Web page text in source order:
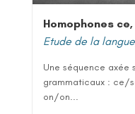
Homophones
Etude de la langue
Une séquence axée
grammaticaux : ce/
on/on...